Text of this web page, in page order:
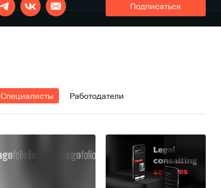
Подписаться
Специалисты Работодатели